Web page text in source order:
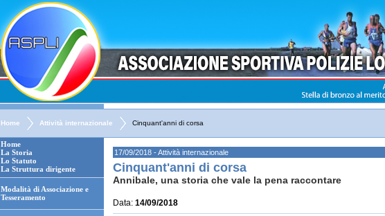
Home Attività internazionale Cinquant'anni di corsa
Home
La Storia
Lo Statuto
La Struttura dirigente
Modalità di Associazione e
Tesseramento
17/09/2018 - Attività internazionale
Cinquant'anni di corsa
Annibale, una storia che vale la pena raccontare
Data: 14/09/2018